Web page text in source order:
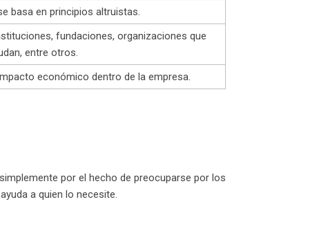
basa en principios altruistas.
fundaciones, organizaciones que
entre otros.
económico dentro de la empresa.
por el hecho de preocuparse por los
a quien lo necesite.